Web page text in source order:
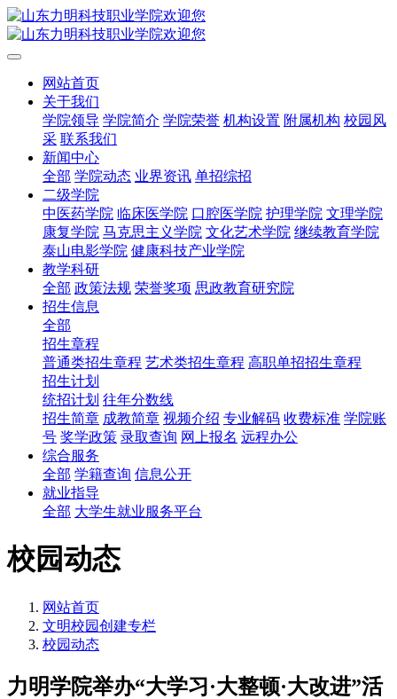
网站首页
关于我们
学院领导 学院简介 学院荣誉 机构设置 附属机构 校园风
采 联系我们
新闻中心
全部 学院动态 业界资讯 单招综招
二级学院
中医药学院 临床医学院 口腔医学院 护理学院 文理学院
康复学院 马克思主义学院 文化艺术学院 继续教育学院
泰山电影学院 健康科技产业学院
教学科研
全部 政策法规 荣誉奖项 思政教育研究院
招生信息
全部
招生章程
普通类招生章程 艺术类招生章程 高职单招招生章程
招生计划
统招计划 往年分数线
招生简章 成教简章 视频介绍 专业解码 收费标准 学院账
号 奖学政策 录取查询 网上报名 远程办公
综合服务
全部 学籍查询 信息公开
就业指导
全部 大学生就业服务平台
校园动态
网站首页
文明校园创建专栏
校园动态
力明学院举办“大学习·大整顿·大改进”活